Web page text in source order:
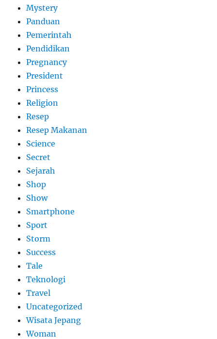
Mystery
Panduan
Pemerintah
Pendidikan
Pregnancy
President
Princess
Religion
Resep
Resep Makanan
Science
Secret
Sejarah
Shop
Show
Smartphone
Sport
Storm
Success
Tale
Teknologi
Travel
Uncategorized
Wisata Jepang
Woman